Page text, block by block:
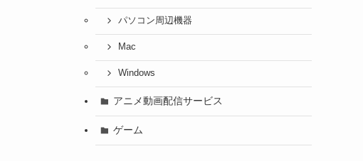
パソコン周辺機器
Mac
Windows
アニメ動画配信サービス
ゲーム